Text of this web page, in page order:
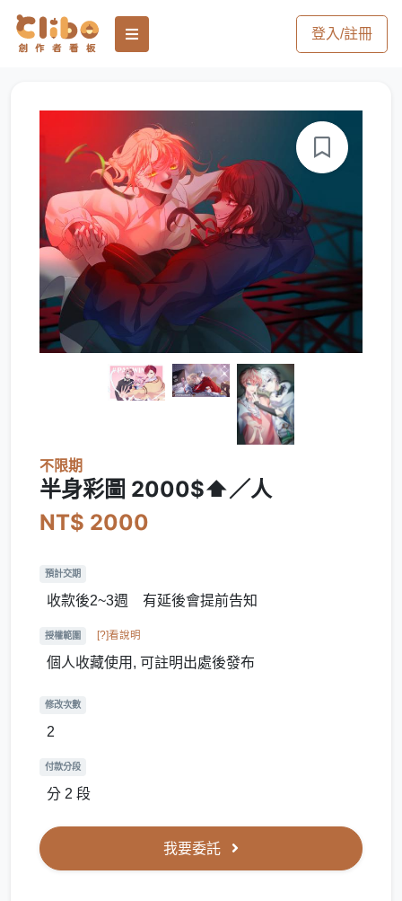
登入/註冊
不限期
半身彩圖 2000$⬆／人
NT$ 2000
預計交期
收款後2~3週 有延後會提前告知
授權範圍 [?]看說明
個人收藏使用, 可註明出處後發布
修改次數
2
付款分段
分 2 段
我要委託